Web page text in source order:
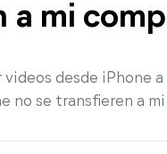
a mi
desde iPhone
no se transfieren a